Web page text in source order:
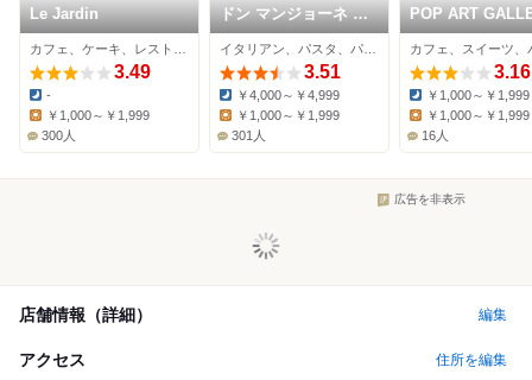
Le Jardin
3.49
Dinner:
-
￥1,000～￥1,999
300人
ドン マンジョーネ デ
ィ ナポリ
3.51
Dinner:
￥4,000～￥4,999
￥1,000～￥1,999
301人
POP ART
& CAFE
カフェ、スイーツ、
3.16
Dinner:
￥1,000～￥1,999
Lunch:
￥1,000～￥1,999
16人
広告を非表示
店舗情報（詳細） 編集
アクセス 住所を編集